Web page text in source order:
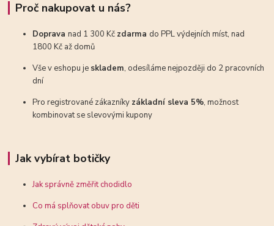
Proč nakupovat u nás?
Dopravanad 1 300 Kč zdarma do PPL výdejních míst, nad
1800 Kč až domů
Vše v eshopu je skladem, odesíláme nejpozději do 2 pracovních
dní
Pro registrované zákazníky základní sleva 5%, možnost
kombinovat se slevovými kupony
Jak vybírat botičky
Jak správně změřit chodidlo
Co má splňovat obuv pro děti